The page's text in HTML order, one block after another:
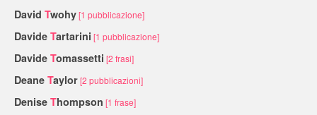
David Twohy[1 pubblicazione]
Davide Tartarini [1 pubblicazione]
Davide Tomassetti [2 frasi]
Deane Taylor[2 pubblicazioni]
Denise Thompson [1 frase]